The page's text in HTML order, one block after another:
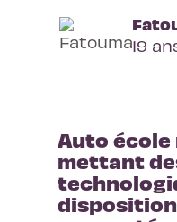
19
Auto école
mettant